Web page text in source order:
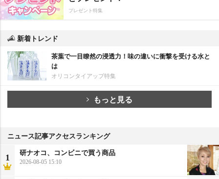
プレゼント特集
新着トレンド
茶葉で一目瞭然の浸透力！味の違いに衝撃を受ける水と
は
オリコンタイアップ特集
もっと見る
ニュース記事アクセスランキング
1
研ナオコ、コンビニで買う商品
2026-08-05 15:10